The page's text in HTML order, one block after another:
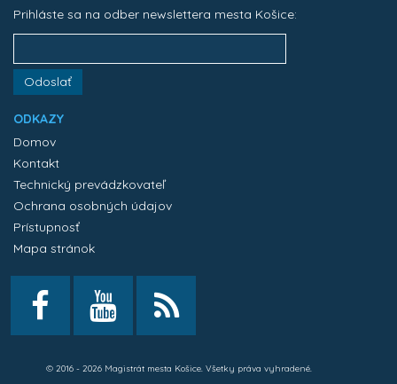
Prihláste sa na odber newslettera mesta Košice:
Odoslať
ODKAZY
Domov
Kontakt
Technický prevádzkovateľ
Ochrana osobných údajov
Prístupnosť
Mapa stránok
© 2016 - 2026 Magistrát mesta Košice. Všetky práva vyhradené.